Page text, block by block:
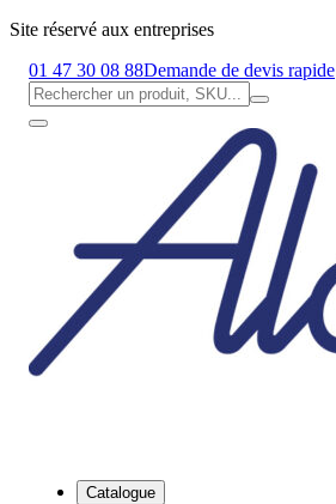
Site réservé aux entreprises
01 47 30 08 88Demande de devis rapide
Catalogue